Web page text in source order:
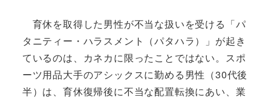
育休を取得した男性が不当な扱いを受ける「パ
タニティー・ハラスメント（パタハラ）」が起き
ているのは、カネカに限ったことではない。スポ
ーツ用品大手のアシックスに勤める男性（30代後
半）は、育休復帰後に不当な配置転換にあい、業